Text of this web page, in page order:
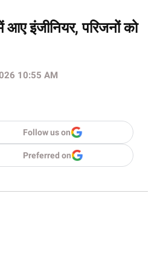
इंजीनियर, परिजनों को
10:55 AM
Follow us on
Preferred on